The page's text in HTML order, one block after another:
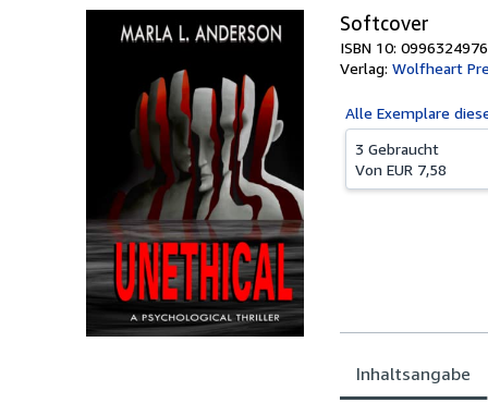
Softcover
ISBN 10: 0996324976
Verlag: Wolfheart
Alle Exemplare
3 Gebraucht
Von EUR 7,58
Inhaltsangabe